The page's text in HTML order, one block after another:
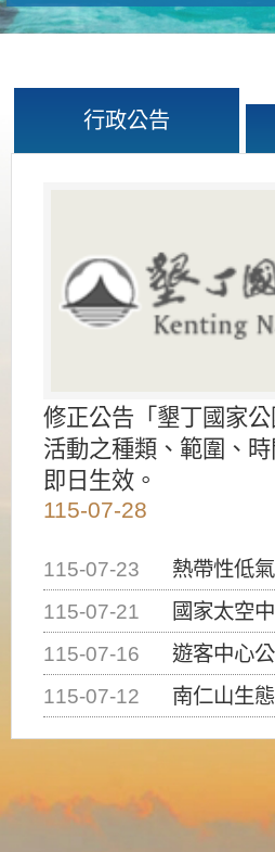
行政公告
修正公告「墾丁國家
活動之種類、範圍、
即日生效。
115-07-28
115-07-23
熱帶性低
115-07-21
國家太空中心為辦理2026台灣盃火箭競
115-07-16
遊客中心
115-07-12
南仁山生態保護區步道已完成修復，自115